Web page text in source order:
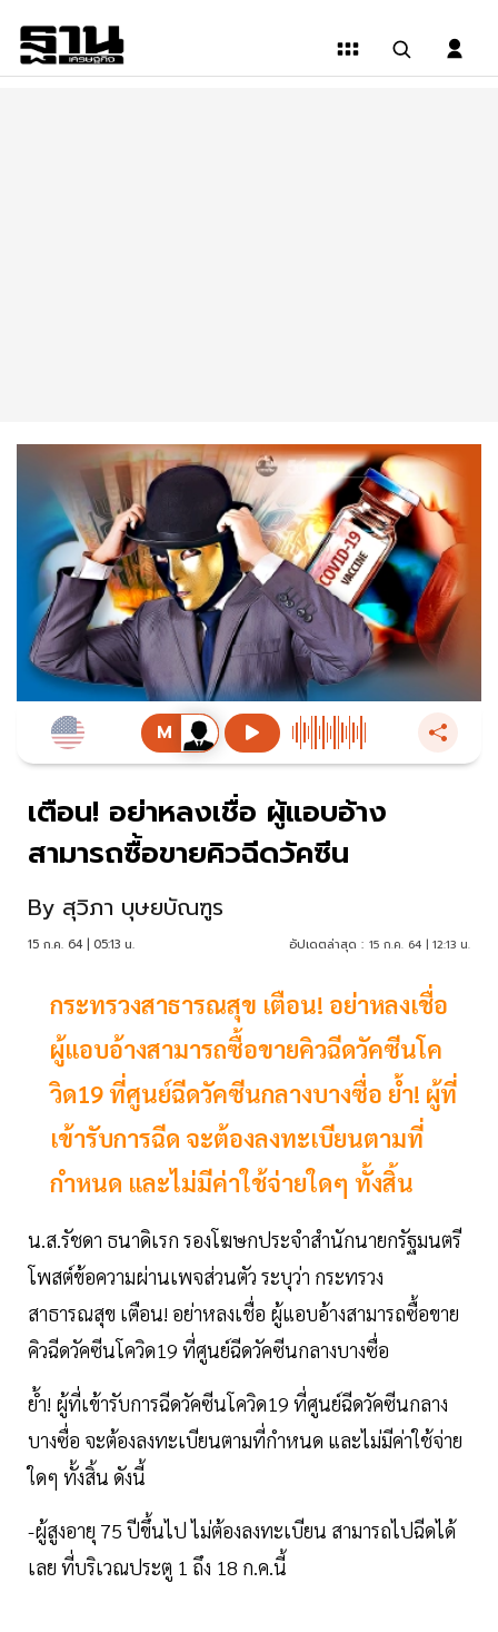
เตือน! อย่าหลงเชื่อ ผู้แอบอ้าง
สามารถซื้อขายคิวฉีดวัคซีน
By สุวิภา บุษยบัณฑูร
15 ก.ค. 64 | 05:13 น. อัปเดตล่าสุด : 15 ก.ค. 64 | 12:13 น.
กระทรวงสาธารณสุข เตือน! อย่าหลงเชื่อ
ผู้แอบอ้างสามารถซื้อขายคิวฉีดวัคซีนโค
วิด19 ที่ศูนย์ฉีดวัคซีนกลางบางซื่อ ย้ำ! ผู้ที่
เข้ารับการฉีด จะต้องลงทะเบียนตามที่
กำหนด และไม่มีค่าใช้จ่ายใดๆ ทั้งสิ้น
น.ส.รัชดา ธนาดิเรก รองโฆษกประจำสำนักนายกรัฐมนตรี
โพสต์ข้อความผ่านเพจส่วนตัว ระบุว่า กระทรวง
สาธารณสุข เตือน! อย่าหลงเชื่อ ผู้แอบอ้างสามารถซื้อขาย
คิวฉีดวัคซีนโควิด19 ที่ศูนย์ฉีดวัคซีนกลางบางซื่อ
ย้ำ! ผู้ที่เข้ารับการฉีดวัคซีนโควิด19 ที่ศูนย์ฉีดวัคซีนกลาง
บางซื่อ จะต้องลงทะเบียนตามที่กำหนด และไม่มีค่าใช้จ่าย
ใดๆ ทั้งสิ้น ดังนี้
-ผู้สูงอายุ 75 ปีขึ้นไป ไม่ต้องลงทะเบียน สามารถไปฉีดได้
เลย ที่บริเวณประตู 1 ถึง 18 ก.ค.นี้